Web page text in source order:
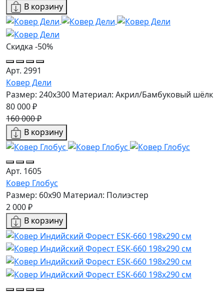
В корзину
Скидка -50%
Арт. 2991
Ковер Дели
Размер: 240х300 Материал: Акрил/Бамбуковый шёлк
80 000 ₽
160 000 ₽
В корзину
Арт. 1605
Ковер Глобус
Размер: 60х90 Материал: Полиэстер
2 000 ₽
В корзину